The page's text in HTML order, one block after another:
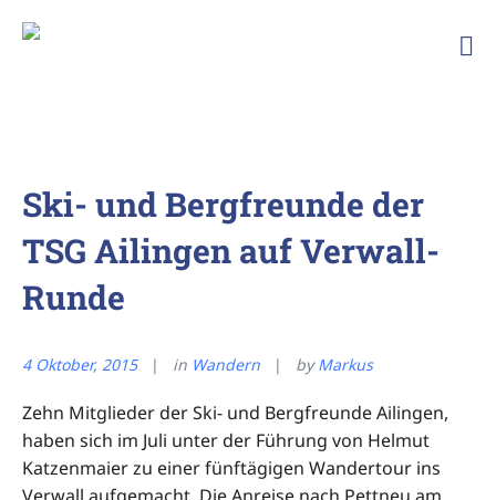
Ski- und Bergfreunde der
TSG Ailingen auf Verwall-
Runde
4 Oktober, 2015 in Wandern byMarkus
Zehn Mitglieder der Ski- und Bergfreunde Ailingen,
haben sich im Juli unter der Führung von Helmut
Katzenmaier zu einer fünftägigen Wandertour ins